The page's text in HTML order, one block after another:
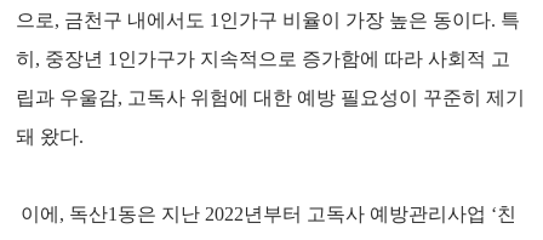
으로, 금천구 내에서도 1인가구 비율이 가장 높은 동이다. 특
히, 중장년 1인가구가 지속적으로 증가함에 따라 사회적 고
립과 우울감, 고독사 위험에 대한 예방 필요성이 꾸준히 제기
돼 왔다.
이에, 독산1동은 지난 2022년부터 고독사 예방관리사업 ‘친